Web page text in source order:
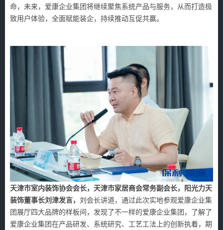
命，未来，爱康企业集团将继续聚焦系统产品与服务，从而打造极
致用户体验，全面赋能装企，持续推动互促共赢。
天津市室内装饰协会会长，天津市家居商会常务副会长，阳光力天
装饰董事长刘津发言， 刘会长讲道，通过此次实地参观爱康企业集
团展厅四大品牌的样板间，发现了不一样的爱康企业集团，了解了
爱康企业集团在产品研发、系统研究、工艺工法上的创新执着，期